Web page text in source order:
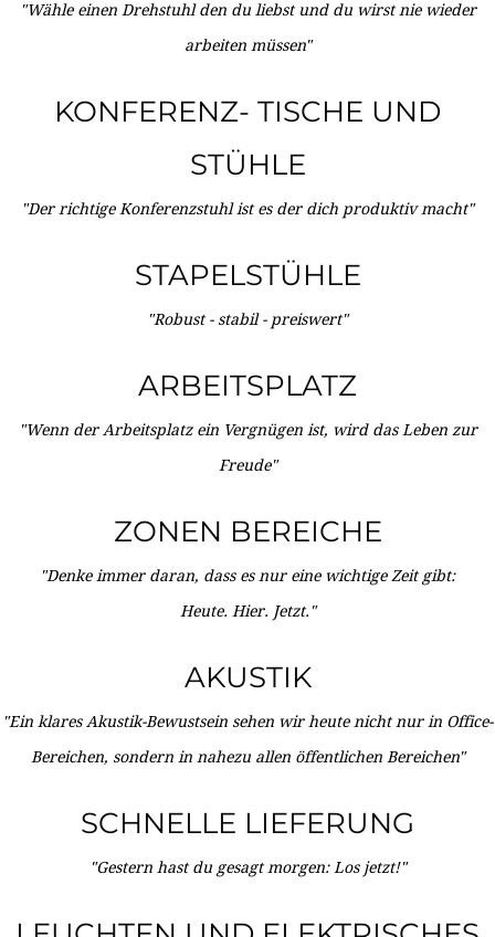
"Wähle einen Drehstuhl den du liebst und du wirst nie wieder
arbeiten müssen"
KONFERENZ- TISCHE UND
STÜHLE
"Der richtige Konferenzstuhl ist es der dich produktiv macht"
STAPELSTÜHLE
"Robust - stabil - preiswert"
ARBEITSPLATZ
"Wenn der Arbeitsplatz ein Vergnügen ist, wird das Leben zur
Freude"
ZONEN BEREICHE
"Denke immer daran, dass es nur eine wichtige Zeit gibt:
Heute. Hier. Jetzt."
AKUSTIK
"Ein klares Akustik-Bewustsein sehen wir heute nicht nur in Office-
Bereichen, sondern in nahezu allen öffentlichen Bereichen"
SCHNELLE LIEFERUNG
"Gestern hast du gesagt morgen: Los jetzt!"